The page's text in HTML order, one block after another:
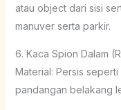
atau object dari sisi
manuver serta parkir.
6. Kaca Spion Dalam
Material: Persis
pandangan belakang